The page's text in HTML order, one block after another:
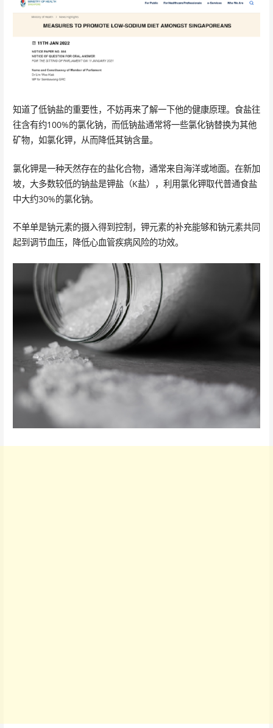
知道了低钠盐的重要性，不妨再来了解一下他的健康原理。食盐往
往含有约100%的氯化钠，而低钠盐通常将一些氯化钠替换为其他
矿物，如氯化钾，从而降低其钠含量。
氯化钾是一种天然存在的盐化合物，通常来自海洋或地面。在新加
坡，大多数较低的钠盐是钾盐（K盐），利用氯化钾取代普通食盐
中大约30%的氯化钠。
不单单是钠元素的摄入得到控制，钾元素的补充能够和钠元素共同
起到调节血压，降低心血管疾病风险的功效。